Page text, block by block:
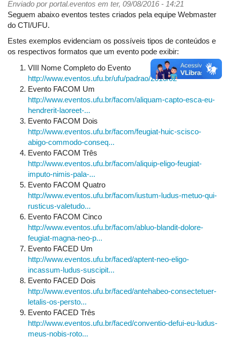
para
editar
próprio
evento?
Enviado porportal.eventos em ter, 09/08/2016 - 14:21
Seguem abaixo eventos testes criados pela equipe Webmaster
do CTI/UFU.
Estes exemplos evidenciam os possíveis tipos de conteúdos e
os respectivos formatos que um evento pode exibir:
VIII Nome Completo do Evento
http://www.eventos.ufu.br/ufu/padrao/2016/02
Evento FACOM Um
http://www.eventos.ufu.br/facom/aliquam-capto-esca-eu-
hendrerit-laoreet-...
Evento FACOM Dois
http://www.eventos.ufu.br/facom/feugiat-huic-scisco-
abigo-commodo-conseq...
Evento FACOM Três
http://www.eventos.ufu.br/facom/aliquip-eligo-feugiat-
imputo-nimis-pala-...
Evento FACOM Quatro
http://www.eventos.ufu.br/facom/iustum-ludus-metuo-qui-
rusticus-valetudo...
Evento FACOM Cinco
http://www.eventos.ufu.br/facom/abluo-blandit-dolore-
feugiat-magna-neo-p...
Evento FACED Um
http://www.eventos.ufu.br/faced/aptent-neo-eligo-
incassum-ludus-suscipit...
Evento FACED Dois
http://www.eventos.ufu.br/faced/antehabeo-consectetuer-
letalis-os-persto...
Evento FACED Três
http://www.eventos.ufu.br/faced/conventio-defui-eu-ludus-
meus-nobis-roto...